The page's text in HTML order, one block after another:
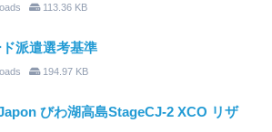
113.36 KB
派遣選考基準
194.97 KB
びわ湖高島StageCJ-2 XCO リザ